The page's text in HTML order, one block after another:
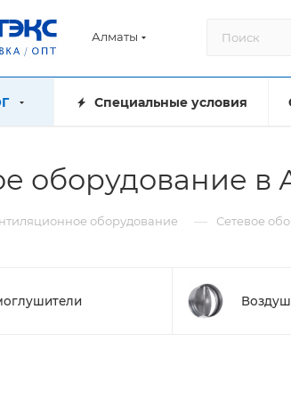
Алматы
Специальные условия
оборудование в
оборудование — Сетевое